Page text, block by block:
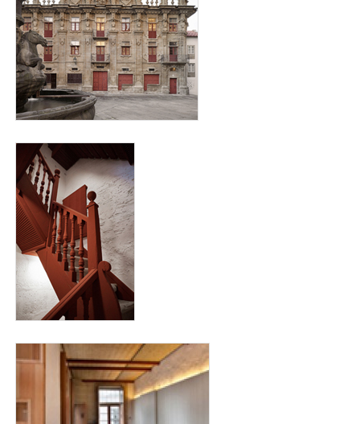
interior_cabildo_para_web3.jpg
interiro_cabildo_para_web-1.jpg